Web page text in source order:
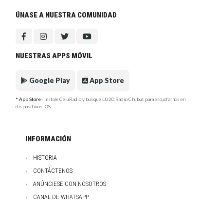
ÚNASE A NUESTRA COMUNIDAD
NUESTRAS APPS MÓVIL
Google Play App Store
* App Store- Instale CeluRadio y busque LU20 Radio Chubut para escucharnos en
dispositivos iOS
INFORMACIÓN
HISTORIA
CONTÁCTENOS
ANÚNCIESE CON NOSOTROS
CANAL DE WHATSAPP